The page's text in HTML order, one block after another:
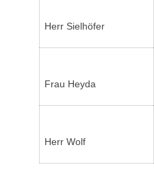
Herr Sielhöfer
Frau Heyda
Herr Wolf